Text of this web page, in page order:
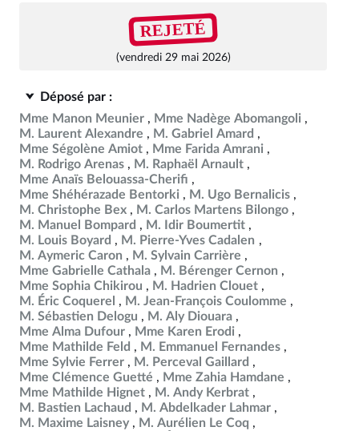
REJETÉ
(vendredi 29 mai 2026)
Déposé par :
Mme Manon Meunier
Mme Nadège Abomangoli
M. Laurent Alexandre
M. Gabriel Amard
Mme Ségolène Amiot
Mme Farida Amrani
M. Rodrigo Arenas
M. Raphaël Arnault
Mme Anaïs Belouassa-Cherifi
Mme Shéhérazade Bentorki
M. Ugo Bernalicis
M. Christophe Bex
M. Carlos Martens Bilongo
M. Manuel Bompard
M. Idir Boumertit
M. Louis Boyard
M. Pierre-Yves Cadalen
M. Aymeric Caron
M. Sylvain Carrière
Mme Gabrielle Cathala
M. Bérenger Cernon
Mme Sophia Chikirou
M. Hadrien Clouet
M. Éric Coquerel
M. Jean-François Coulomme
M. Sébastien Delogu
M. Aly Diouara
Mme Alma Dufour
Mme Karen Erodi
Mme Mathilde Feld
M. Emmanuel Fernandes
Mme Sylvie Ferrer
M. Perceval Gaillard
Mme Clémence Guetté
Mme Zahia Hamdane
Mme Mathilde Hignet
M. Andy Kerbrat
M. Bastien Lachaud
M. Abdelkader Lahmar
M. Maxime Laisney
M. Aurélien Le Coq